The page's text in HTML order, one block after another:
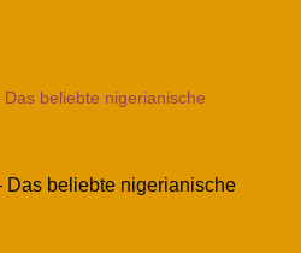
Das beliebte nigerianische